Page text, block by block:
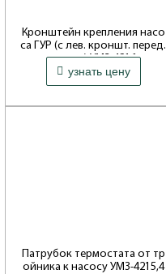
Кронштейн крепления насо
са ГУР (с лев. кроншт. перед.
опоры) УМЗ-4216
Производитель: ОАО Волжские
моторы
узнать цену
Патрубок термостата от тр
ойника к насосу УМЗ-4215,4